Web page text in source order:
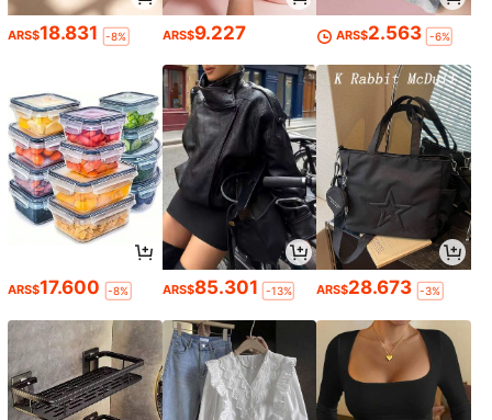
ARS$18.831 -8% ARS$9.227 ARS$2.563 -6%
ARS$17.600 -8% ARS$85.301 -13% ARS$28.673 -3%